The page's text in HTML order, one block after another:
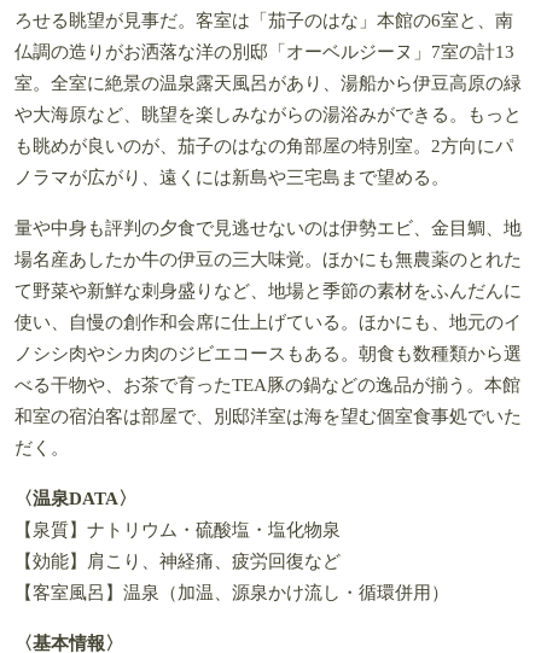
ろせる眺望が見事だ。客室は「茄子のはな」本館の6室と、南
仏調の造りがお洒落な洋の別邸「オーベルジーヌ」7室の計13
室。全室に絶景の温泉露天風呂があり、湯船から伊豆高原の緑
や大海原など、眺望を楽しみながらの湯浴みができる。もっと
も眺めが良いのが、茄子のはなの角部屋の特別室。2方向にパ
ノラマが広がり、遠くには新島や三宅島まで望める。
量や中身も評判の夕食で見逃せないのは伊勢エビ、金目鯛、地
場名産あしたか牛の伊豆の三大味覚。ほかにも無農薬のとれた
て野菜や新鮮な刺身盛りなど、地場と季節の素材をふんだんに
使い、自慢の創作和会席に仕上げている。ほかにも、地元のイ
ノシシ肉やシカ肉のジビエコースもある。朝食も数種類から選
べる干物や、お茶で育ったTEA豚の鍋などの逸品が揃う。本館
和室の宿泊客は部屋で、別邸洋室は海を望む個室食事処でいた
だく。
〈温泉DATA〉
【泉質】ナトリウム・硫酸塩・塩化物泉
【効能】肩こり、神経痛、疲労回復など
【客室風呂】温泉（加温、源泉かけ流し・循環併用）
〈基本情報〉